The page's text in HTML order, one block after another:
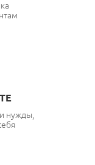
нужды,